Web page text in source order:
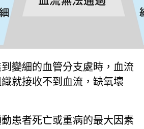
變細的血管分支處時，血流
就接收不到血流，缺氧壞
患者死亡或重病的最大因素